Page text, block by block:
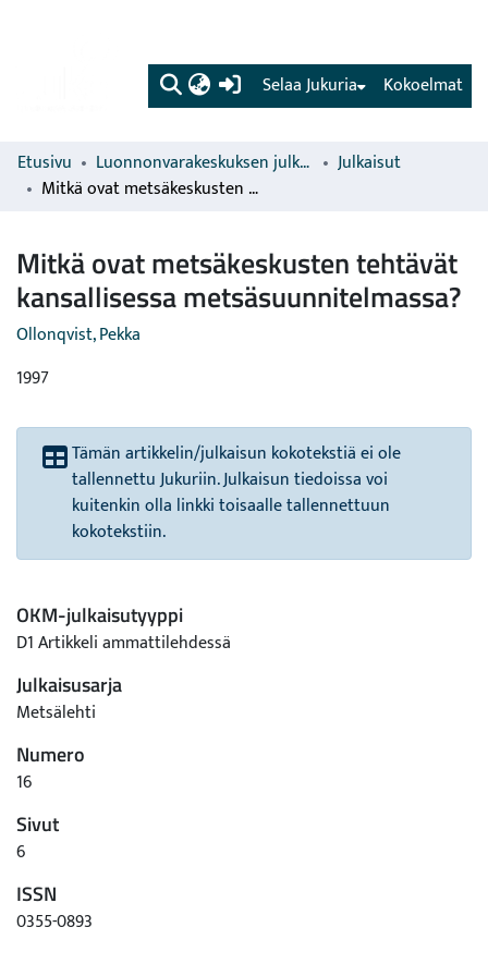
(current) Kokoelmat
Selaa Jukuria
Etusivu Luonnonvarakeskuksen julkaisut
Julkaisut
Mitkä ovat metsäkeskusten tehtävät kansallisessa metsäsuunnitelmassa?
Mitkä ovat metsäkeskusten tehtävät
kansallisessa metsäsuunnitelmassa?
Ollonqvist, Pekka
1997
Tämän artikkelin/julkaisun kokotekstiä ei ole
tallennettu Jukuriin. Julkaisun tiedoissa voi
kuitenkin olla linkki toisaalle tallennettuun
kokotekstiin.
OKM-julkaisutyyppi
D1 Artikkeli ammattilehdessä
Julkaisusarja
Metsälehti
Numero
16
Sivut
6
ISSN
0355-0893